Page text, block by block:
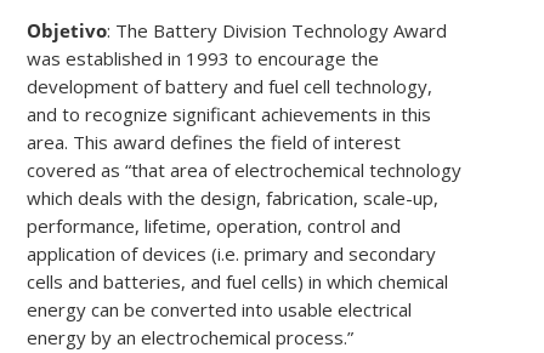
Objetivo: The Battery Division Technology Award
was established in 1993 to encourage the
development of battery and fuel cell technology,
and to recognize significant achievements in this
area. This award defines the field of interest
covered as “that area of electrochemical technology
which deals with the design, fabrication, scale-up,
performance, lifetime, operation, control and
application of devices (i.e. primary and secondary
cells and batteries, and fuel cells) in which chemical
energy can be converted into usable electrical
energy by an electrochemical process.”